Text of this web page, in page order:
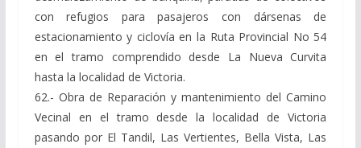
con refugios para pasajeros con dársenas de
estacionamiento y ciclovía en la Ruta Provincial No 54
en el tramo comprendido desde La Nueva Curvita
hasta la localidad de Victoria.
62.- Obra de Reparación y mantenimiento del Camino
Vecinal en el tramo desde la localidad de Victoria
pasando por El Tandil, Las Vertientes, Bella Vista, Las